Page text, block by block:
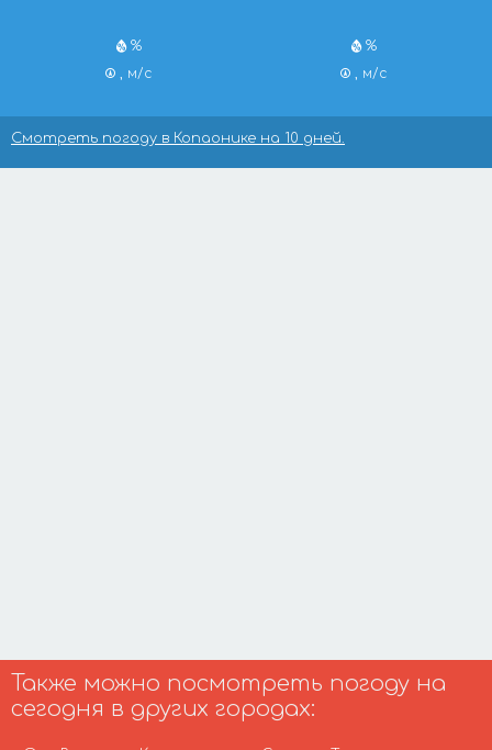
%
, м/с
%
, м/с
Смотреть погоду в Копаонике на 10 дней.
Также можно посмотреть погоду на
сегодня в других городах: